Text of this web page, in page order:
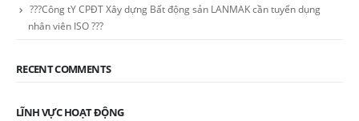
???Công tY CPĐT Xây dựng Bất động sản LANMAK cần tuyển dụng
nhân viên ISO ???
RECENT COMMENTS
LĨNH VỰC HOẠT ĐỘNG